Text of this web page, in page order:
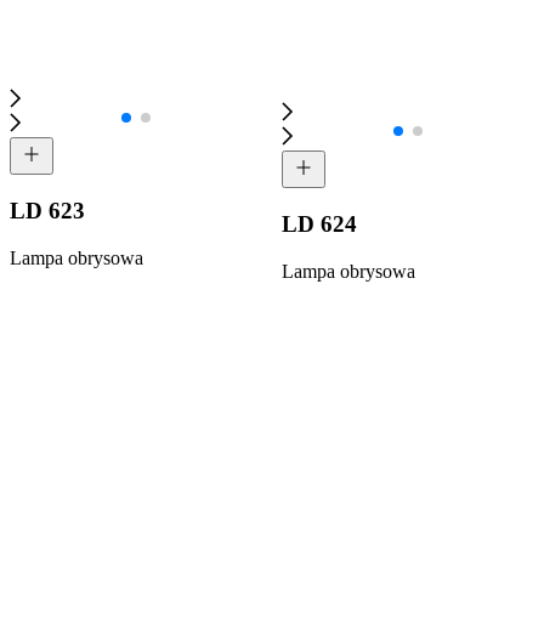
LD 623
Lampa obrysowa
LD 624
Lampa obrysowa